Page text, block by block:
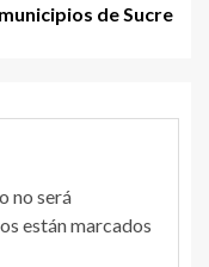
municipios de Sucre
no será
están marcados